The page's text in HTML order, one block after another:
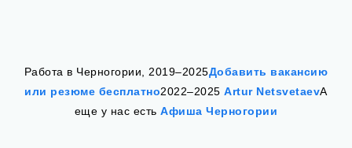
Работа в Черногории, 2019–2025Добавить вакансию
или резюме бесплатно2022–2025Artur NetsvetaevА
еще у нас естьАфиша Черногории